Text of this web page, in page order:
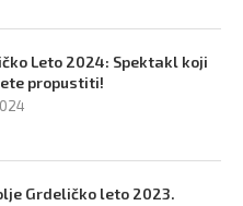
Leto 2024: Spektakl koji
propustiti!
Grdeličko leto 2023.